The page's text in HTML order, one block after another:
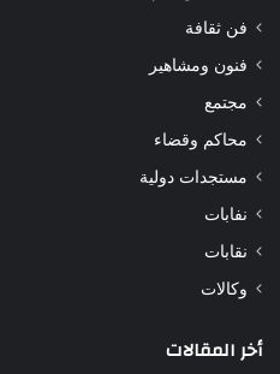
فن ثقافة
فنون ومشاهير
مجتمع
محاكم وقضاء
مستجدات دولية
نفابات
نقابات
وكالات
أخر المقالات